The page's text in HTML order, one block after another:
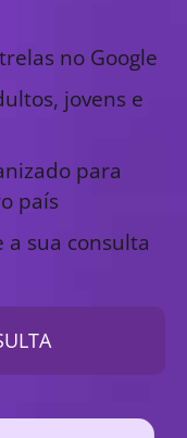
no Google
jovens e
para
país
a sua consulta